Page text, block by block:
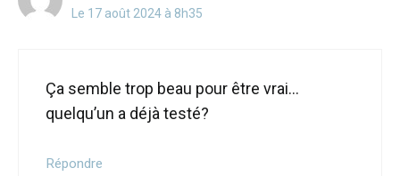
Le 17 août 2024 à 8h35
Ça semble trop beau pour être vrai…
quelqu’un a déjà testé?
Répondre